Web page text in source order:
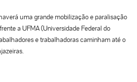
uma grande mobilização e paralisação
a UFMA (Universidade Federal do
e trabalhadoras caminham até o